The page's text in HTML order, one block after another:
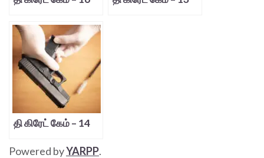
தி கிரேட் கேம் – 14
Powered byYARPP.